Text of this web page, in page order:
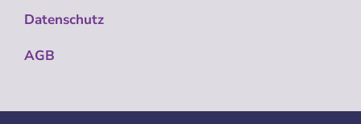
Datenschutz
AGB